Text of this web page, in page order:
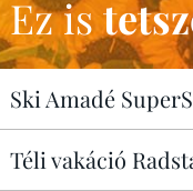
Ez is
Ski Amadé
Téli vakáció